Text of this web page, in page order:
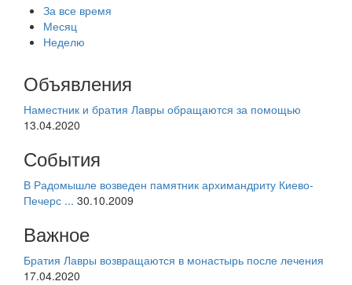
За все время
Месяц
Неделю
Объявления
Наместник и братия Лавры обращаются за помощью
13.04.2020
События
В Радомышле возведен памятник архимандриту Киево-
Печерс ... 30.10.2009
Важное
Братия Лавры возвращаются в монастырь после лечения
17.04.2020